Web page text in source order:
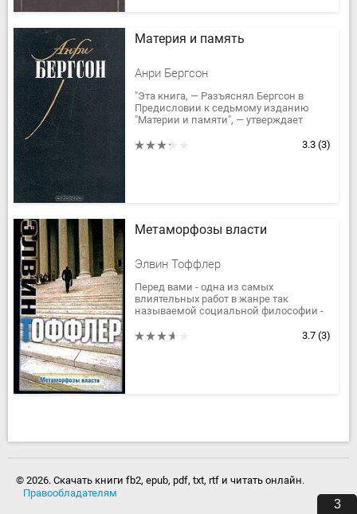
2
Материя и память
Анри Бергсон
"Эта книга, — Разъяснял Бергсон в
Предисловии к седьмому изданию
"Материи и памяти", — утверждает
и в ней делается попытка...
3.3 (3)
Метаморфозы власти
Элвин Тоффлер
Перед вами - одна из самых
влиятельных работ в жанре так
называемой социальной философии -
Тоффлера. Книга, в которой развитие
3.7 (3)
© 2026. Скачать книги fb2, epub, pdf, txt, rtf и читать онлайн.
Правообладателям